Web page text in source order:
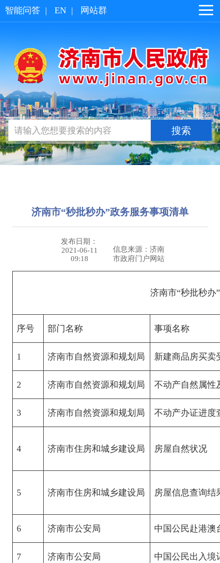
智能问答 | EN | 网站群
济南市“秒批秒办”政务服务事项清单
发布日期：
2021-06-11
09:18
信息来源：济南
市政府门户网站
济南市“秒批秒办
序号 部门名称 事项名称
1 济南市自然资源和规划局 新建商品房买卖
2 济南市自然资源和规划局 不动产自然属性
3 济南市自然资源和规划局 不动产办证进度
4 济南市住房和城乡建设局 房屋自然状况
5 济南市住房和城乡建设局 房屋信息查询结
6 济南市公安局 中国公民赴港澳
7 济南市公安局 中国公民出入境